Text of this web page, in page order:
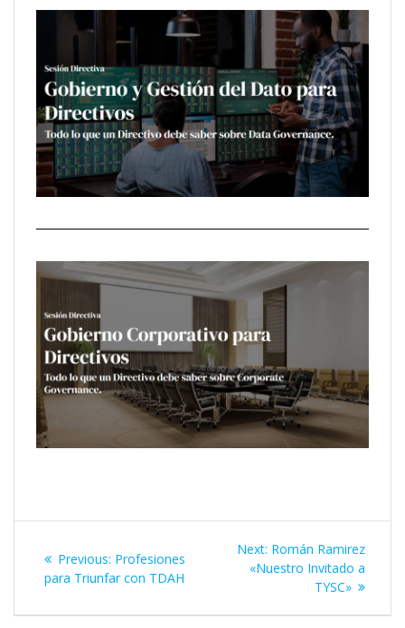
Previous: Profesiones
para Triunfar con TDAH
Next: Román Ramirez
«Nuestro Invitado a
TYSC»